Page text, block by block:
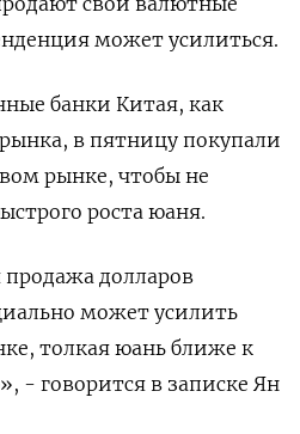
может усилиться.
банки Китая, как
в пятницу покупали
рынке, чтобы не
роста юаня.
долларов
может усилить
толкая юань ближе к
- говорится в записке Ян